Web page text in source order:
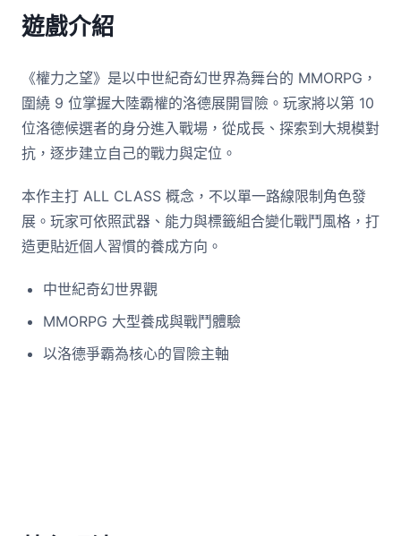
遊戲介紹
《權力之望》是以中世紀奇幻世界為舞台的 MMORPG，
圍繞 9 位掌握大陸霸權的洛德展開冒險。玩家將以第 10
位洛德候選者的身分進入戰場，從成長、探索到大規模對
抗，逐步建立自己的戰力與定位。
本作主打 ALL CLASS 概念，不以單一路線限制角色發
展。玩家可依照武器、能力與標籤組合變化戰鬥風格，打
造更貼近個人習慣的養成方向。
中世紀奇幻世界觀
MMORPG 大型養成與戰鬥體驗
以洛德爭霸為核心的冒險主軸